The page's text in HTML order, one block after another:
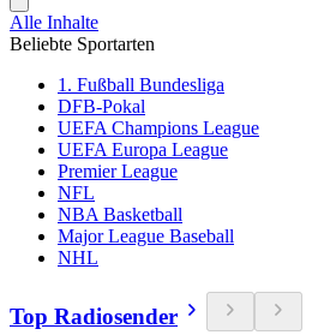
Alle Inhalte
Beliebte Sportarten
1. Fußball Bundesliga
DFB-Pokal
UEFA Champions League
UEFA Europa League
Premier League
NFL
NBA Basketball
Major League Baseball
NHL
Top Radiosender